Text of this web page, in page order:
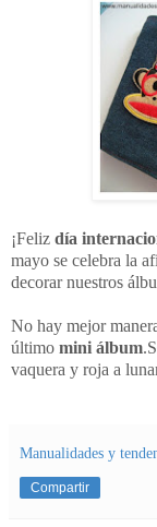
¡Feliz día
mayo se celebra la
decorar nuestros
No hay mejor
último mini álbum
vaquera y roja a
Manualidades y
Compartir